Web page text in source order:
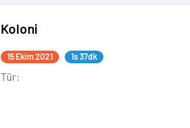
Koloni
15 Ekim 2021 1s 37dk
Tür: